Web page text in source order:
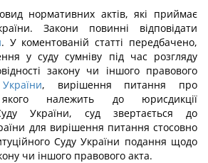
нормативних актів, які приймає
Закони повинні відповідати
. У коментованій статті передбачено,
у суду сумніву під час розгляду
закону чи іншого правового
, вирішення питання про
якого належить до юрисдикції
України, суд звертається до
для вирішення питання стосовно
Суду України подання щодо
чи іншого правового акта.